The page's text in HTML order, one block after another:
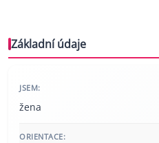
Základní údaje
JSEM:
žena
ORIENTACE: